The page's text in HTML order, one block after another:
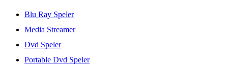
Blu Ray Speler
Media Streamer
Dvd Speler
Portable Dvd Speler